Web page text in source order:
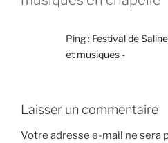
Ping : Festival de
et musiques -
Laisser un commentaire
Votre adresse e-mail ne sera